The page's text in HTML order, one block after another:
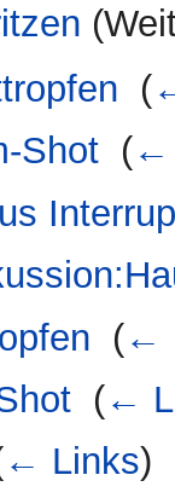
(
Shot‎ (←
(←
(←
← Links)